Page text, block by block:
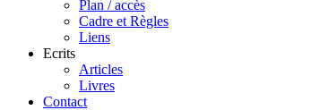
Plan / accès
Cadre et Règles
Liens
Ecrits
Articles
Livres
Contact